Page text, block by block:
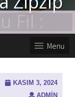
Fil :
Menu
KASIM 3, 2024
ADMIN